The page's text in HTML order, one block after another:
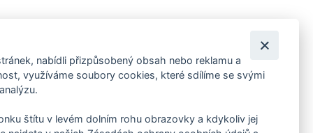
pozvánky na kulturní a sportovní akce?
nabídli přizpůsobený obsah nebo reklamu a
využíváme soubory cookies, které sdílíme se svými
štítu v levém dolním rohu obrazovky a kdykoliv jej